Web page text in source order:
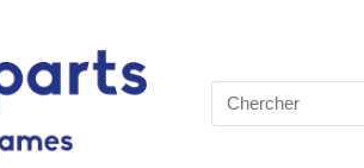
Search
for: